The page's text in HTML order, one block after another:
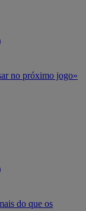
no próximo jogo»
do que os